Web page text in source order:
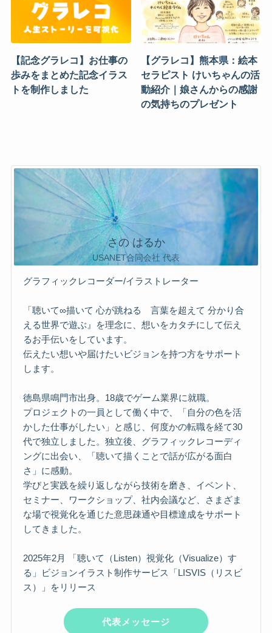
【記念グラレコ】お仕事の
歩みをまとめた記念イラス
トを制作しました
【グラレコ】熊本県：絵本
セラピスト けいちゃんの活
動紹介｜娘さんからの感謝
の気持ちのプレゼント
さの はるか
USANET合同会社 代表
グラフィックレコーダー/イラストレーター
「聴いて∞描いて 心が跳ねる 言葉を超えて 分かり合
える世界で遊ぶ』を理念に、想いをカタチにして伝え
るお手伝いをしています。
伝えたい想いや届けたいビジョンを持つ方をサポート
します。
徳島県鳴門市出身。18歳でゲーム業界に就職。
プロジェクトの一員として働く中で、「自分の色を活
かした仕事がしたい」と感じ、何度かの転職を経て30
代で独立しました。独立後、グラフィックレコーディ
ングに出会い、「聴いて描くことで話が広がる面白
さ」に感動。
学びと実践を繰り返しながら技術を磨き、イベント、
セミナー、ワークショップ、社内会議など、さまざま
な場で視覚化を通じた意思疎通や目標達成をサポート
してきました。
2025年2月 「聴いて（Listen）視覚化（Visualize）す
る」ビジョンイラスト制作サービス「LISVIS（リスビ
ス）」をリリース
代表メッセージ